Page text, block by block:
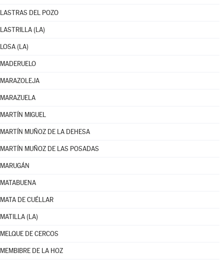
LASTRAS DEL POZO
LASTRILLA (LA)
LOSA (LA)
MADERUELO
MARAZOLEJA
MARAZUELA
MARTÍN MIGUEL
MARTÍN MUÑOZ DE LA DEHESA
MARTÍN MUÑOZ DE LAS POSADAS
MARUGÁN
MATABUENA
MATA DE CUÉLLAR
MATILLA (LA)
MELQUE DE CERCOS
MEMBIBRE DE LA HOZ